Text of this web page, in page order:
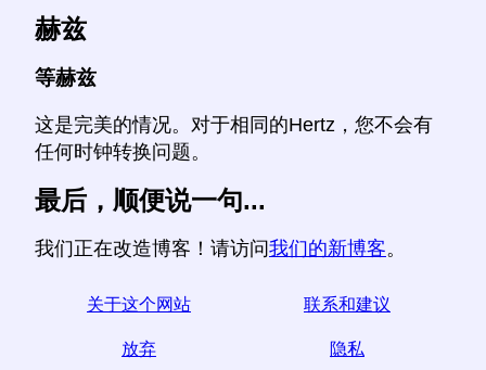
赫兹
等赫兹
这是完美的情况。对于相同的Hertz，您不会有
任何时钟转换问题。
最后，顺便说一句...
我们正在改造博客！请访问我们的新博客。
关于这个网站 联系和建议
放弃 隐私